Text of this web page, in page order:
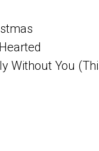
Without You